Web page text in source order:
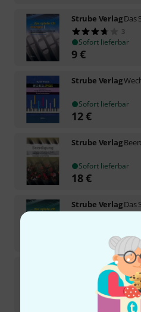
Strube VerlagDas
3
Sofort lieferbar
9€
Strube Verlag
Sofort lieferbar
12€
Strube Verlag
Sofort lieferbar
18€
Strube VerlagDas
Strube Verlag
Sofort lieferbar